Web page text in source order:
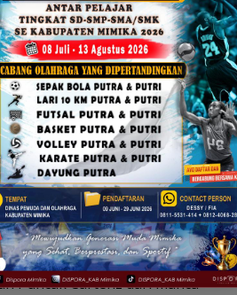
pendaki dari seluruh dunia
: Istimewa
Puncak Cartenz dari manca